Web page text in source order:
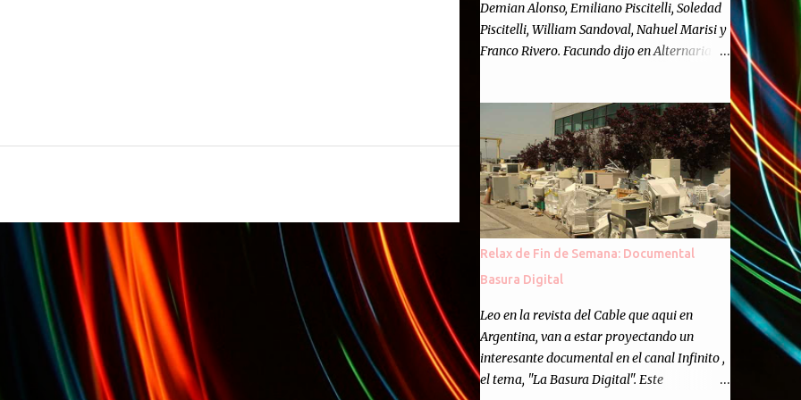
Demian Alonso, Emiliano Piscitelli, Soledad
Piscitelli, William Sandoval, Nahuel Marisi y
Franco Rivero. Facundo dijo en Alternaria :
Cincuenta ocasiones para ponernos en
contacto con ustedes y contarles las noticias
de tecnología más importantes, desde
nuestra propia óptica: un punto de vista
independiente e informal.Para festejarlo, se
nos ocurrió que estemos todos juntos; y
cuando digo "todos" me refiero a toda la
semanario como panelista, y a ustedes. Por
eso se nos ocurrió la idea de emitir video en
vivo. La tarea no fué facil, hubo que
coordinar horarios, preparar el estudio,
configurar muchos programejos y hacer
Relax de Fin de Semana: Documental
Basura Digital
Leo en la revista del Cable que aqui en
Argentina, van a estar proyectando un
interesante documental en el canal Infinito ,
el tema, "La Basura Digital". Este